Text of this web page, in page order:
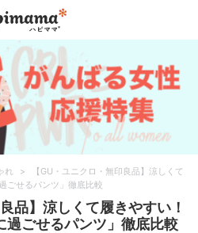
れ >
【GU・ユニクロ・無印良品】涼しくて
ごせるパンツ」徹底比較
品】涼しくて履きやすい！
過ごせるパンツ」徹底比較